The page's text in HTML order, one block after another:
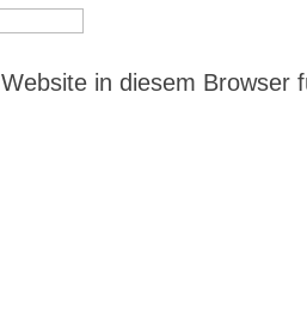
in diesem Browser